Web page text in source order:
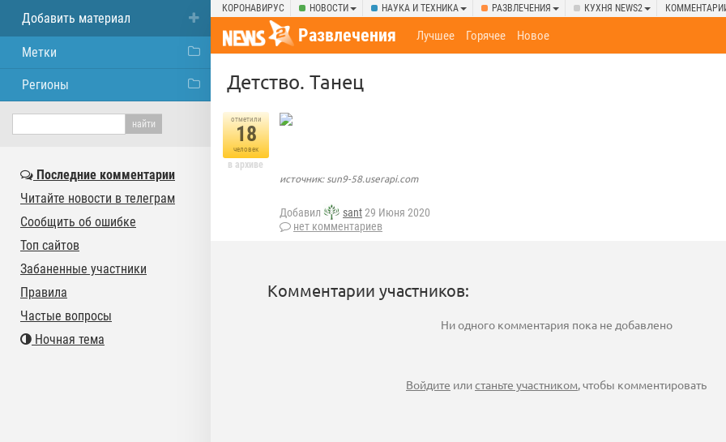
КОРОНАВИРУС НОВОСТИ НАУКА И ТЕХНИКА РАЗВЛЕЧЕНИЯ КУХНЯ NEWS2
Развлечения Лучшее Горячее Новое
Детство. Танец
отметили
18
человек
в архиве
источник: sun9-58.userapi.com
Добавил sant29 Июня 2020
нет комментариев
Комментарии участников:
Ни одного комментария пока не добавлено
Войдите илистаньте участником, чтобы комментировать
Добавить материал
Метки
Регионы
Последние комментарии
Читайте новости в телеграм
Сообщить об ошибке
Топ сайтов
Забаненные участники
Правила
Частые вопросы
Ночная тема